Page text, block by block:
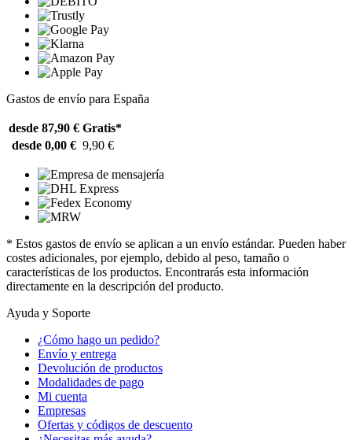
Gastos de envío para España
desde 87,90 € Gratis*
desde 0,00 € 9,90 €
* Estos gastos de envío se aplican a un envío estándar. Pueden haber
costes adicionales, por ejemplo, debido al peso, tamaño o
características de los productos. Encontrarás esta información
directamente en la descripción del producto.
Ayuda y Soporte
¿Cómo hago un pedido?
Envío y entrega
Devolución de productos
Modalidades de pago
Mi cuenta
Empresas
Ofertas y códigos de descuento